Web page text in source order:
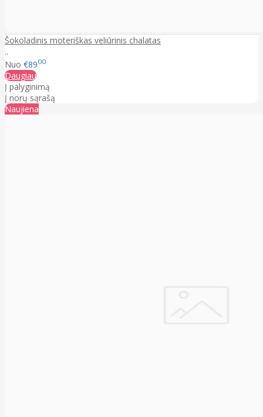
Šokoladinis moteriškas veliūrinis chalatas
..
Nuo €8900
Daugiau
Į palyginimą
Į norų sąrašą
Naujiena